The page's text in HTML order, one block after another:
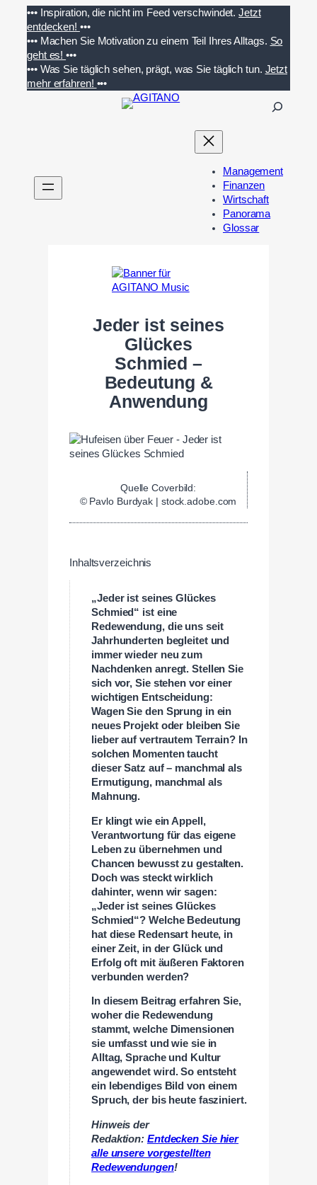
Inhalt
springen
••• Inspiration, die nicht im Feed verschwindet. Jetzt
entdecken! •••
••• Machen Sie Motivation zu einem Teil Ihres Alltags. So
geht es!•••
••• Was Sie täglich sehen, prägt, was Sie täglich tun. Jetzt
mehr erfahren! •••
n
Management
Finanzen
Wirtschaft
Panorama
Glossar
Jeder ist seines
Glückes
Schmied –
Bedeutung &
Anwendung
Quelle Coverbild:
© Pavlo Burdyak | stock.adobe.com
Inhaltsverzeichnis
„Jeder ist seines Glückes
Schmied“ ist eine
Redewendung, die uns seit
Jahrhunderten begleitet und
immer wieder neu zum
Nachdenken anregt. Stellen Sie
sich vor, Sie stehen vor einer
wichtigen Entscheidung:
Wagen Sie den Sprung in ein
neues Projekt oder bleiben Sie
lieber auf vertrautem Terrain? In
solchen Momenten taucht
dieser Satz auf – manchmal als
Ermutigung, manchmal als
Mahnung.
Er klingt wie ein Appell,
Verantwortung für das eigene
Leben zu übernehmen und
Chancen bewusst zu gestalten.
Doch was steckt wirklich
dahinter, wenn wir sagen:
„Jeder ist seines Glückes
Schmied“? Welche Bedeutung
hat diese Redensart heute, in
einer Zeit, in der Glück und
Erfolg oft mit äußeren Faktoren
verbunden werden?
In diesem Beitrag erfahren Sie,
woher die Redewendung
stammt, welche Dimensionen
sie umfasst und wie sie in
Alltag, Sprache und Kultur
angewendet wird. So entsteht
ein lebendiges Bild von einem
Spruch, der bis heute fasziniert.
Hinweis der
Redaktion: Entdecken Sie hier
alle unsere vorgestellten
Redewendungen!